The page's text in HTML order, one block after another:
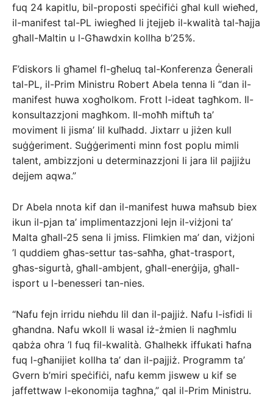
fuq 24 kapitlu, bil-proposti speċifiċi għal kull wieħed,
il-manifest tal-PL iwiegħed li jtejjeb il-kwalità tal-ħajja
għall-Maltin u l-Għawdxin kollha b’25%.
F’diskors li għamel fl-għeluq tal-Konferenza Ġenerali
tal-PL, il-Prim Ministru Robert Abela tenna li “dan il-
manifest huwa xogħolkom. Frott l-ideat tagħkom. Il-
konsultazzjoni magħkom. Il-moħħ miftuħ ta’
moviment li jisma’ lil kulħadd. Jixtarr u jiżen kull
suġġeriment. Suġġerimenti minn fost poplu mimli
talent, ambizzjoni u determinazzjoni li jara lil pajjiżu
dejjem aqwa.”
Dr Abela nnota kif dan il-manifest huwa maħsub biex
ikun il-pjan ta’ implimentazzjoni lejn il-viżjoni ta’
Malta għall-25 sena li jmiss. Flimkien ma’ dan, viżjoni
’l quddiem għas-settur tas-saħħa, għat-trasport,
għas-sigurtà, għall-ambjent, għall-enerġija, għall-
isport u l-benesseri tan-nies.
“Nafu fejn irridu nieħdu lil dan il-pajjiż. Nafu l-isfidi li
għandna. Nafu wkoll li wasal iż-żmien li nagħmlu
qabża oħra ’l fuq fil-kwalità. Għalhekk iffukati ħafna
fuq l-għanijiet kollha ta’ dan il-pajjiż. Programm ta’
Gvern b’miri speċifiċi, nafu kemm jiswew u kif se
jaffettwaw l-ekonomija tagħna,” qal il-Prim Ministru.